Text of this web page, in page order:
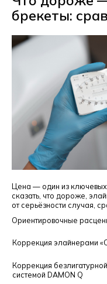
брекеты:
Цена — один из
сказать, что дороже,
от серьёзности случая,
Ориентировочные
Коррекция элайнерами
Коррекция
системой DAMON Q